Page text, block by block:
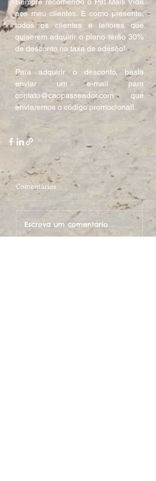
aos meu clientes. E como presente,
todos os clientes e leitores que
quiserem adquirir o plano terão 30%
de desconto na taxa de adesão!
Para adquirir o desconto, basta
enviar um e-mail para
contato@caopasseador.com que
enviaremos o código promocional!
Comentários
Escreva um comentário